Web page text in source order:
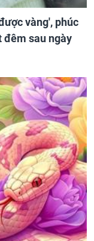
vàng', phúc
đêm sau ngày